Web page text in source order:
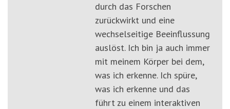
durch das Forschen
zurückwirkt und eine
wechselseitige Beeinflussung
auslöst. Ich bin ja auch immer
mit meinem Körper bei dem,
was ich erkenne. Ich spüre,
was ich erkenne und das
führt zu einem interaktiven